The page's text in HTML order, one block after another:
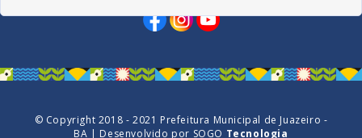
© Copyright 2018 - 2021 Prefeitura Municipal de Juazeiro -
BA | Desenvolvido por SOGO Tecnologia